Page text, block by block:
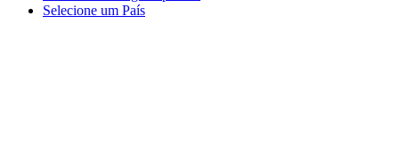
Selecione um País